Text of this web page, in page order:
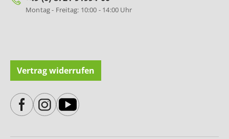
Montag - Freitag: 10:00 - 14:00 Uhr
Vertrag widerrufen